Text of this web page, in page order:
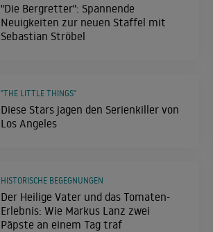
"Die Bergretter": Spannende
Neuigkeiten zur neuen Staffel mit
Sebastian Ströbel
Diese Stars jagen den Serienkiller von
Los Angeles
"THE LITTLE THINGS"
Der Heilige Vater und das Tomaten-
Erlebnis: Wie Markus Lanz zwei
Päpste an einem Tag traf
HISTORISCHE BEGEGNUNGEN